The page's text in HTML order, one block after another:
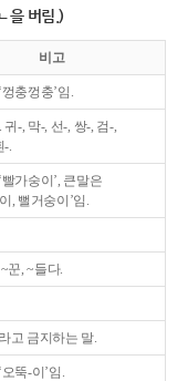
을 버림.)
비고
충껑충’임.
-, 막-, 선-, 쌍-, 검-,
-.
가숭이’, 큰말은
, 뻘거숭이’임.
꾼, ~들다.
고 금지하는 말.
뚝-이’임.